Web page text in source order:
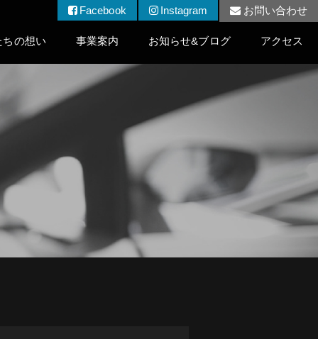
Facebook Instagram お問い合わせ
ちの想い 事業案内 お知らせ&ブログ アクセス